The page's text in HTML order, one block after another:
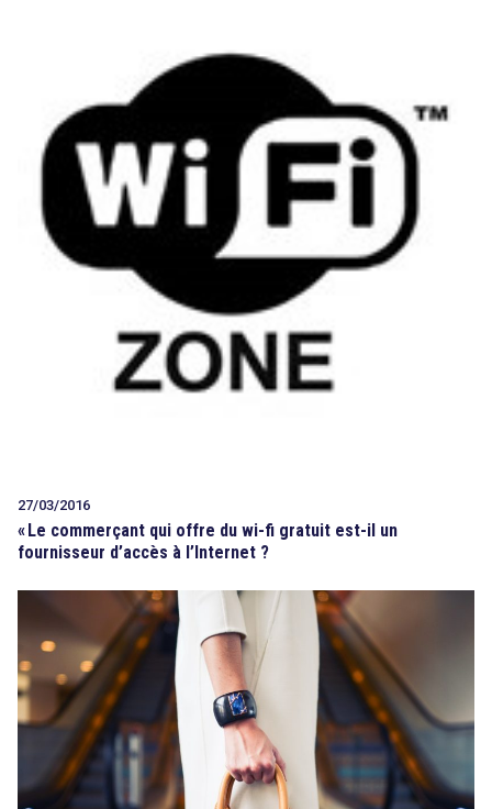
27/03/2016
«Le commerçant qui offre du wi-fi gratuit est-il un
fournisseur d’accès à l’Internet ?